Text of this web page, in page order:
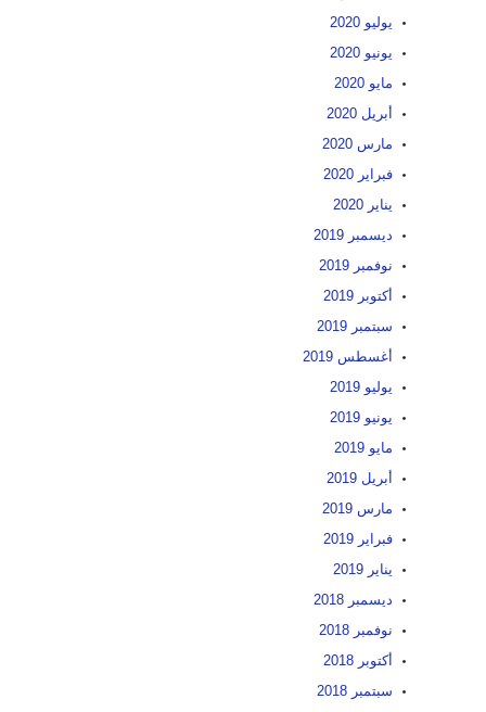
يوليو 2020
يونيو 2020
مايو 2020
أبريل 2020
مارس 2020
فبراير 2020
يناير 2020
ديسمبر 2019
نوفمبر 2019
أكتوبر 2019
سبتمبر 2019
أغسطس 2019
يوليو 2019
يونيو 2019
مايو 2019
أبريل 2019
مارس 2019
فبراير 2019
يناير 2019
ديسمبر 2018
نوفمبر 2018
أكتوبر 2018
سبتمبر 2018